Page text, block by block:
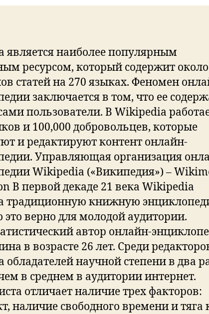
является наиболее популярным
ресурсом, который содержит
статей на 270 языках. Феномен
заключается в том, что ее
пользователи. В Wikipedia
и 100,000 добровольцев, которые
и редактируют контент онлайн-
Управляющая организация
Wikipedia («Википедия») –
В первой декаде 21 века Wikipedia
традиционную книжную
это верно для молодой аудитории.
автор онлайн-
в возрасте 26 лет. Среди
обладателей научной степени в два
в среднем в аудитории интернет.
отличает наличие трех факторов:
наличие свободного времени и тяга